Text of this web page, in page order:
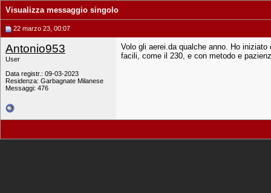
Visualizza messaggio singolo
22 marzo 23, 00:07
Antonio953
User
Data registr.: 09-03-2023
Residenza: Garbagnate Milanese
Messaggi: 476
Volo gli aerei.da qualche anno. Ho
facili, come il 230, e con metodo e